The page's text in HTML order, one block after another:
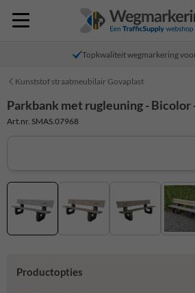
Topkwaliteit wegmarkering
Kunststof straatmeubilair Govaplast
Parkbank met rugleuning - Bicolor
Art.nr. SMAS.07968
Productopties